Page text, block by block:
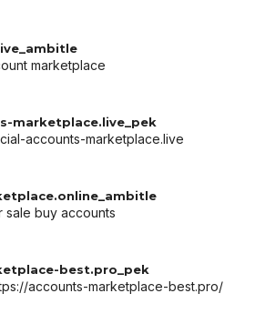
marketplace
marketplace.live_pek
accounts-marketplace.live
sale buy accounts
best.pro_pek
accounts-marketplace-best.pro/